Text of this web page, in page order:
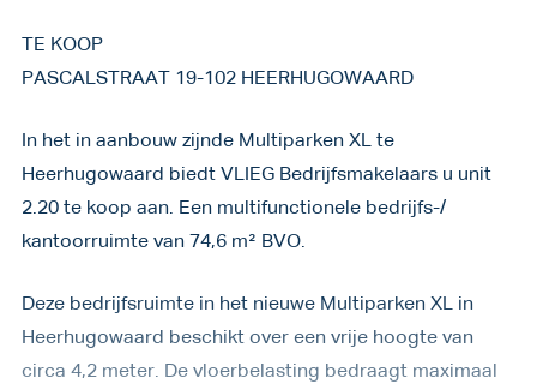
TE KOOP
PASCALSTRAAT 19-102 HEERHUGOWAARD
In het in aanbouw zijnde Multiparken XL te
Heerhugowaard biedt VLIEG Bedrijfsmakelaars u unit
2.20 te koop aan. Een multifunctionele bedrijfs-/
kantoorruimte van 74,6 m² BVO.
Deze bedrijfsruimte in het nieuwe Multiparken XL in
Heerhugowaard beschikt over een vrije hoogte van
circa 4,2 meter. De vloerbelasting bedraagt maximaal